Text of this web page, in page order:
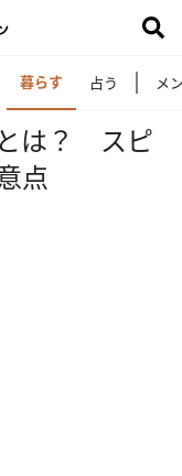
暮らす 占う メ
は？ スピ
点